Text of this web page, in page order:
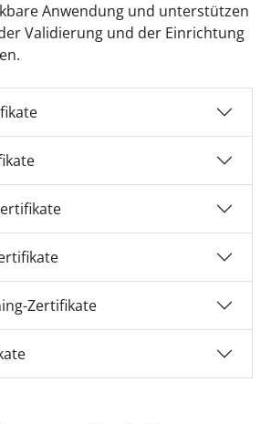
Anwendung und unterstützen
Validierung und der Einrichtung
Zertifikate